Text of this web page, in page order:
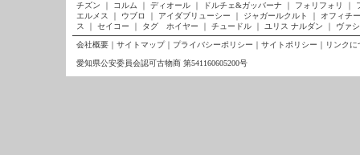
チズン
｜ コルム ｜ ディオール ｜ ドルチェ&ガッバーナ ｜ フォリフォリ ｜
エルメス
｜ ウブロ ｜ アイダブリューシー ｜ ジャガールクルト ｜
オフィチ
ス
｜ セイコー ｜ タグ ホイヤー ｜ チュードル ｜ ユリス ナルダン ｜ ヴァ
会社概要 ｜ サイトマップ｜ プライバシーポリシー ｜ サイトポリシー ｜ リンクに
愛知県公安委員会認可古物商 第541160605200号